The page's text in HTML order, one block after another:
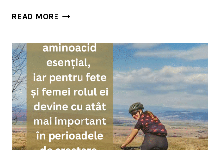
READ MORE DIETA
POATE
REDUCE
SIMPTOMELE
GI